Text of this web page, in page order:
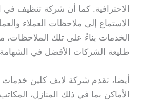
الاحترافية. كما أن شركة تنظيف
الاستماع إلى ملاحظات العملاء
الخدمات بناءً على تلك الملاحظات،
طليعة الشركات الأفضل في
أيضا، تقدم شركة لايف كلين خدمات
الأماكن بما في ذلك المنازل،